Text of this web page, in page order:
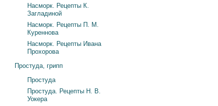
Насморк. Рецепты К.
Загладиной
Насморк. Рецепты П. М.
Куреннова
Насморк. Рецепты Ивана
Прохорова
Простуда, грипп
Простуда
Простуда. Рецепты Н. В.
Уокера